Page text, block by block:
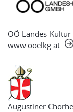
OÖ Landes-Kultur
www.ooelkg.at
Augustiner